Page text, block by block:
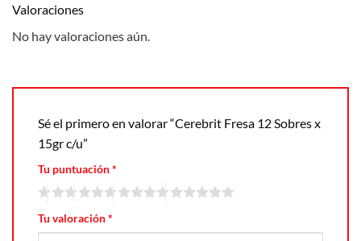
Valoraciones
No hay valoraciones aún.
Sé el primero en valorar “Cerebrit Fresa 12 Sobres x
15gr c/u”
Tu puntuación*
Tu valoración*